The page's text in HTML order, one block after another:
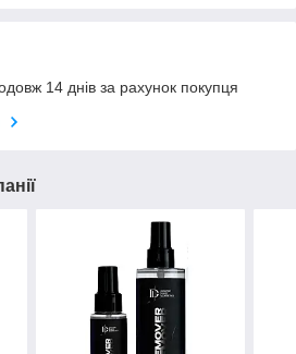
14 днів за рахунок покупця